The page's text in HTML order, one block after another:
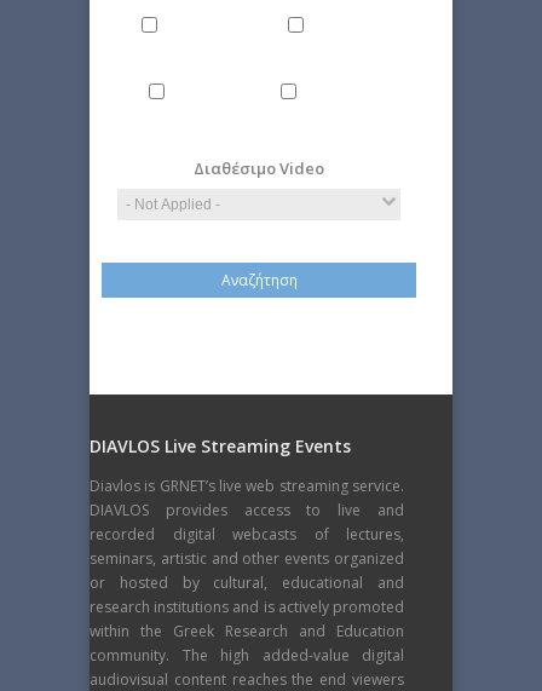
Διαθέσιμο Video
DIAVLOS Live Streaming Events
Diavlos is GRNET’s live web streaming service.
DIAVLOS provides access to live and
recorded digital webcasts of lectures,
seminars, artistic and other events organized
or hosted by cultural, educational and
research institutions and is actively promoted
within the Greek Research and Education
community. The high added-value digital
audiovisual content reaches the end viewers